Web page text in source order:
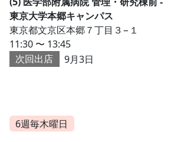
東京大学本郷キャンパス
東京都文京区本郷７丁目３−１
11:30 〜 13:45
次回出店
9月3日
6週毎木曜日